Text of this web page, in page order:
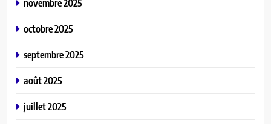
novembre 2025
octobre 2025
septembre 2025
août 2025
juillet 2025